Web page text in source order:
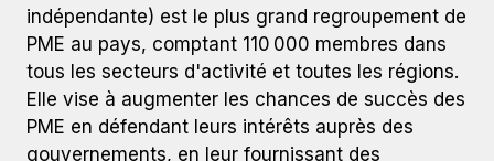
indépendante) est le plus grand regroupement de
PME au pays, comptant 110 000 membres dans
tous les secteurs d'activité et toutes les régions.
Elle vise à augmenter les chances de succès des
PME en défendant leurs intérêts auprès des
gouvernements, en leur fournissant des